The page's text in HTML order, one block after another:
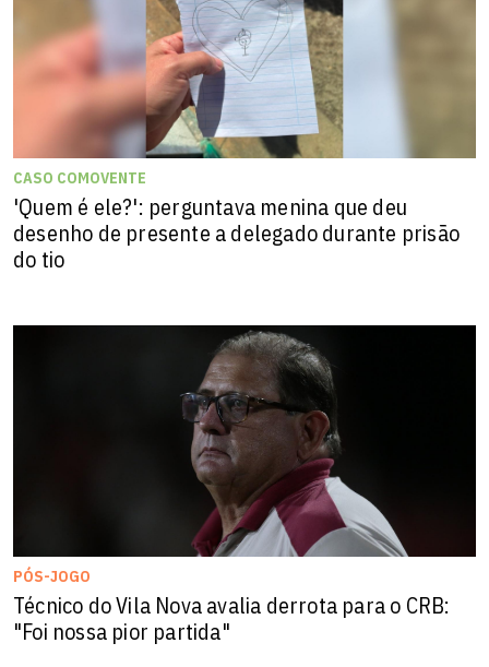
CASO COMOVENTE
'Quem é ele?': perguntava menina que deu
desenho de presente a delegado durante prisão
do tio
PÓS-JOGO
Técnico do Vila Nova avalia derrota para o CRB:
"Foi nossa pior partida"